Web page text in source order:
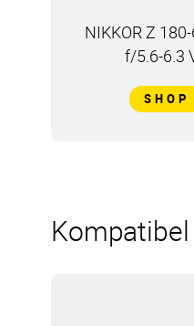
NIKKOR Z
f/5.6-6.3
SHOP